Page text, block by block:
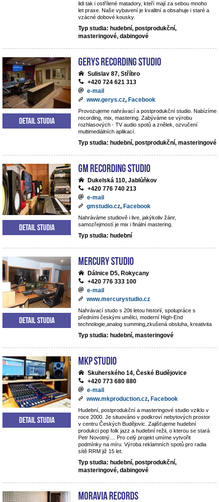
lidi tak i ostřílené matadory, kteří mají za sebou mnoho
let praxe. Naše vybavení je kvalitní a obsahuje i staré a
vzácné dobové kousky.
Typ studia: hudební, postprodukční,
masteringové, dabingové
Gerys Recording Studio
Sulislav 87, Stříbro
+420 724 621 313
e-mail
www.gerys.cz, Facebook
Provozujeme nahrávací a postprodukční studio. Nabízíme
recording, mix, mastering. Zabýváme se výrobu
rozhlasových - TV audio spotů a znělek, ozvučení
multimediálních aplikací.
Typ studia: hudební, postprodukční, masteringové
Detail studia
GM Recording Studio
Dukelská 110, Jablůňkov
+420 776 740 213
e-mail
gmstudio.cz, Facebook
Nahráváme studiově i live, jakýkoliv žánr,
samozřejmostí je mix i finální mastering.
Typ studia: hudební
Detail studia
Mercury studio
Dálnice D5, Rokycany
+420 776 333 100
e-mail
www.mercurystudio.cz
Nahrávací studo s 20ti letou historií, spolupráce s
předními českými umělci, moderní High-End
technologie,analog summing,zkušená obsluha, kreativita
Typ studia: hudební, masteringové
Detail studia
MKP STUDIO
Skuherského 14, České Budějovice
+420 773 680 880
e-mail
www.mkproduction.cz, Facebook
Hudební, postprodukční a masteringové studio vziklo v
roce 2000. Je situováno v podkroví nebytových prostor
v centru Českých Budějovic. Zajišťujeme hudební
produkci pop folk jazz a hudební režii, o kterou se stará
Petr Novotný.... Pro celý projekt umíme vytvořit
podmínky na míru. Výroba reklamních spotů pro radia
sítě RRM již 15 let.
Typ studia: hudební, postprodukční,
masteringové, dabingové
Detail studia
Moravia Records